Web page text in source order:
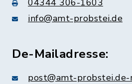
04344 306-1603
info@amt-probstei.de
De-Mailadresse:
post@amt-probstei.de-